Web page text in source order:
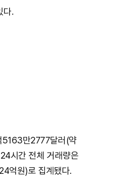
다.
5163만2777달러(약
시간 전체 거래량은
억원)로 집계됐다.